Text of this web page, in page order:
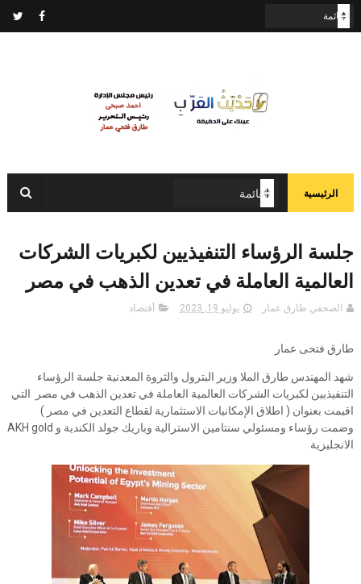
الرئيسية
جلسة الرؤساء التنفيذيين لكبريات الشركات
العالمية العاملة في تعدين الذهب في مصر
الصحفي طارق عمار يوليو 19, 2023 أقتصاد
طارق فتحى عمار
شهد المهندس طارق الملا وزير البترول والثروة المعدنية جلسة الرؤساء
التنفيذيين لكبريات الشركات العالمية العاملة في تعدين الذهب في مصر التي
اقيمت بعنوان ( اطلاق الإمكانيات الاستثمارية لقطاع التعدين في مصر )
وضمت رؤساء ومسئولي سنتامين الاسترالية وباريك جولد الكندية و AKH gold
الانجليزية